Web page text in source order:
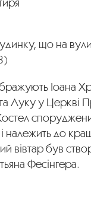
що на
Іоана
Луку у Церкві
належить до
вівтар був
Фесінгера.